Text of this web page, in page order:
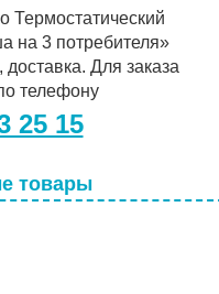
Термостатический
на 3 потребителя»
Для заказа
телефону
25 15
товары